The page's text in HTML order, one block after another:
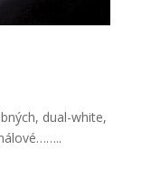
dual-white,